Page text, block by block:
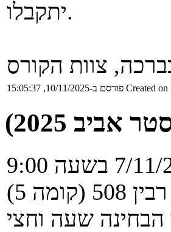
יתקבלו.
צוות הקורס
פורסם ב-10/11/2025, 15:05:37 Created
2025)
להזכירכם, מועד מילואים יתקיים בתאריך 7/11/2025 בשעה 9:00